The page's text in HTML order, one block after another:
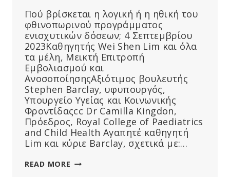
Πού βρίσκεται η λογική ή η ηθική του
φθινοπωρινού προγράμματος
ενισχυτικών δόσεων; 4 Σεπτεμβρίου
2023Καθηγητής Wei Shen Lim και όλα
τα μέλη, Μεικτή Επιτροπή
Εμβολιασμού και
ΑνοσοποίησηςΑξιότιμος βουλευτής
Stephen Barclay, υφυπουργός,
Υπουργείο Υγείας και Κοινωνικής
Φροντίδαςcc Dr Camilla Kingdon,
Πρόεδρος, Royal College of Paediatrics
and Child Health Αγαπητέ καθηγητή
Lim και κύριε Barclay, σχετικά με:…
READ MORE ΚΑΘΗΓΗΤΉ